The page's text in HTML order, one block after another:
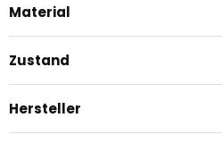
Material
Zustand
Hersteller